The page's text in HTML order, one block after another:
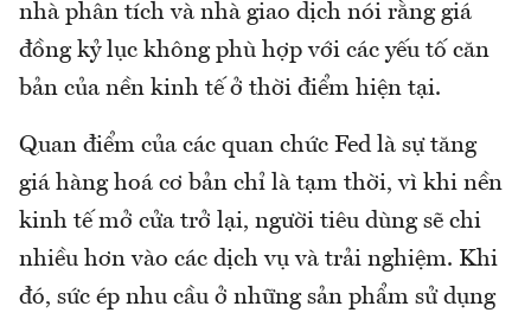
nhà phân tích và nhà giao dịch nói rằng giá
đồng kỷ lục không phù hợp với các yếu tố căn
bản của nền kinh tế ở thời điểm hiện tại.
Quan điểm của các quan chức Fed là sự tăng
giá hàng hoá cơ bản chỉ là tạm thời, vì khi nền
kinh tế mở cửa trở lại, người tiêu dùng sẽ chi
nhiều hơn vào các dịch vụ và trải nghiệm. Khi
đó, sức ép nhu cầu ở những sản phẩm sử dụng